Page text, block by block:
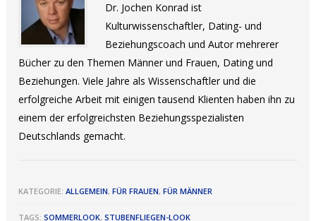
Dr. Jochen Konrad ist
Kulturwissenschaftler, Dating- und
Beziehungscoach und Autor mehrerer
Bücher zu den Themen Männer und Frauen, Dating und
Beziehungen. Viele Jahre als Wissenschaftler und die
erfolgreiche Arbeit mit einigen tausend Klienten haben ihn zu
einem der erfolgreichsten Beziehungsspezialisten
Deutschlands gemacht.
KATEGORIE:ALLGEMEIN,FÜR FRAUEN,FÜR MÄNNER
TAGS:SOMMERLOOK,STUBENFLIEGEN-LOOK